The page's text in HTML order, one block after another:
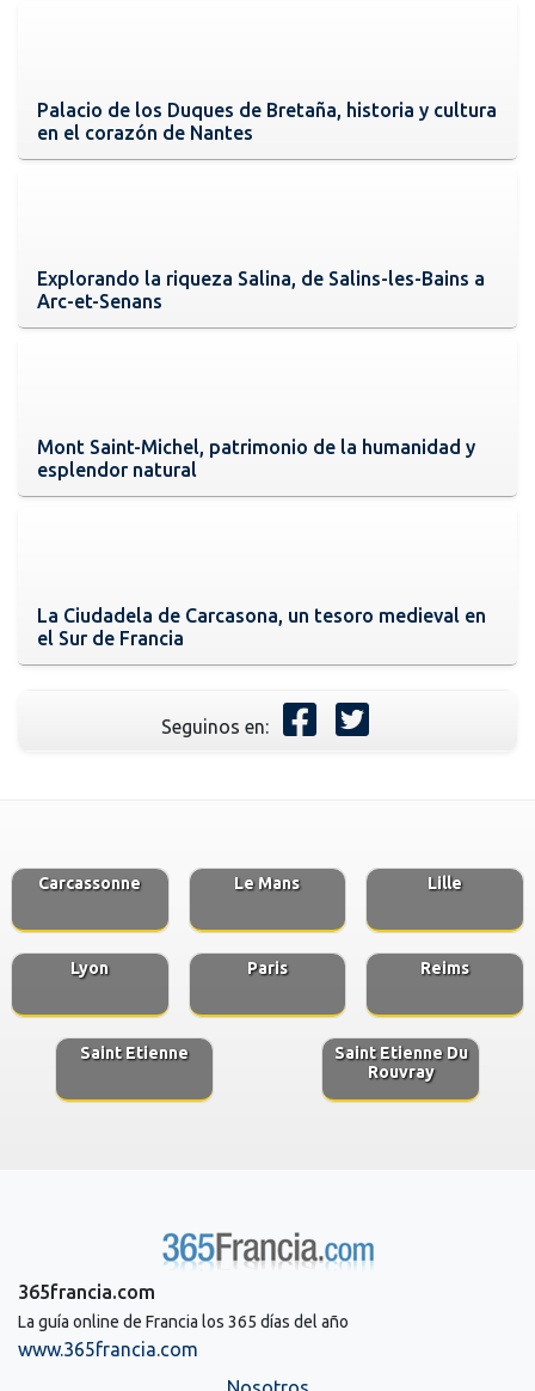
Palacio de los Duques de Bretaña, historia y cultura
en el corazón de Nantes
Explorando la riqueza Salina, de Salins-les-Bains a
Arc-et-Senans
Mont Saint-Michel, patrimonio de la humanidad y
esplendor natural
La Ciudadela de Carcasona, un tesoro medieval en
el Sur de Francia
Seguinos en:
Carcassonne Le Mans Lille
Lyon Paris Reims
Saint Etienne
Saint Etienne Du
Rouvray
365francia.com
La guía online de Francia los 365 días del año
www.365francia.com